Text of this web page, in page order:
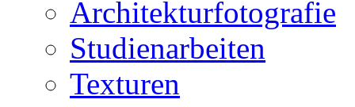
Architekturfotografie
Studienarbeiten
Texturen